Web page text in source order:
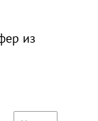
из